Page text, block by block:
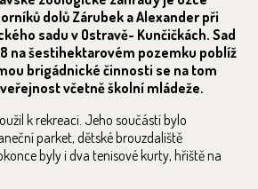
dolů Zárubek a Alexander při
sadu v Ostravě- Kunčičkách. Sad
na šestihektarovém pozemku poblíž
brigádnické činnosti se na tom
včetně školní mládeže.
k rekreaci. Jeho součástí bylo
parket, dětské brouzdaliště
byly i dva tenisové kurty, hřiště na